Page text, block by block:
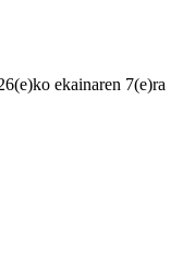
ekainaren 7(e)ra